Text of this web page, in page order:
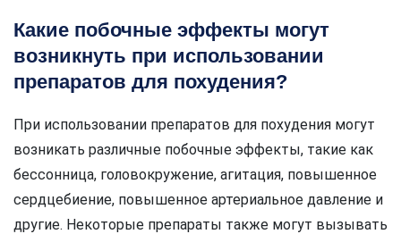
Какие побочные эффекты могут
возникнуть при использовании
препаратов для похудения?
При использовании препаратов для похудения могут
возникать различные побочные эффекты, такие как
бессонница, головокружение, агитация, повышенное
сердцебиение, повышенное артериальное давление и
другие. Некоторые препараты также могут вызывать